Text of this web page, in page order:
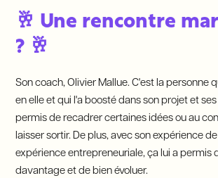
🥂 Une rencontre
? 🥂
Son coach, Olivier Mallue. C'est la personne
en elle et qui l'a boosté dans son projet et ses
permis de recadrer certaines idées ou au
laisser sortir. De plus, avec son expérience
expérience entrepreneuriale, ça lui a permis
davantage et de bien évoluer.